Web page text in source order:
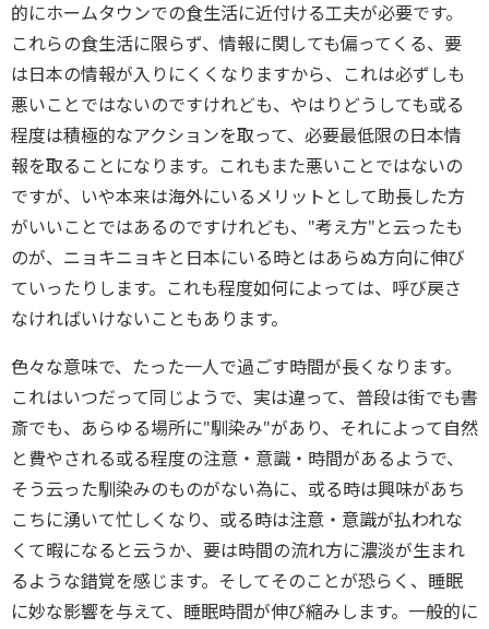
的にホームタウンでの食生活に近付ける工夫が必要です。
これらの食生活に限らず、情報に関しても偏ってくる、要
は日本の情報が入りにくくなりますから、これは必ずしも
悪いことではないのですけれども、やはりどうしても或る
程度は積極的なアクションを取って、必要最低限の日本情
報を取ることになります。これもまた悪いことではないの
ですが、いや本来は海外にいるメリットとして助長した方
がいいことではあるのですけれども、"考え方"と云ったも
のが、ニョキニョキと日本にいる時とはあらぬ方向に伸び
ていったりします。これも程度如何によっては、呼び戻さ
なければいけないこともあります。
色々な意味で、たった一人で過ごす時間が長くなります。
これはいつだって同じようで、実は違って、普段は街でも書
斎でも、あらゆる場所に"馴染み"があり、それによって自然
と費やされる或る程度の注意・意識・時間があるようで、
そう云った馴染みのものがない為に、或る時は興味があち
こちに湧いて忙しくなり、或る時は注意・意識が払われな
くて暇になると云うか、要は時間の流れ方に濃淡が生まれ
るような錯覚を感じます。そしてそのことが恐らく、睡眠
に妙な影響を与えて、睡眠時間が伸び縮みします。一般的に